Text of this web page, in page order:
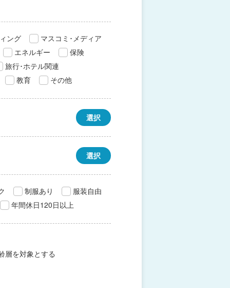
ング
マスコミ･メディア
エネルギー
保険
旅行･ホテル関連
教育
その他
選択
選択
制服あり
服装自由
年間休日120日以上
層を対象とする